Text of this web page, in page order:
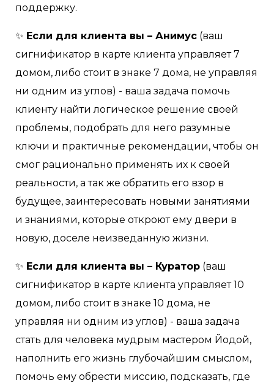
поддержку.
✨ Если для клиента вы – Анимус (ваш
сигнификатор в карте клиента управляет 7
домом, либо стоит в знаке 7 дома, не управляя
ни одним из углов) - ваша задача помочь
клиенту найти логическое решение своей
проблемы, подобрать для него разумные
ключи и практичные рекомендации, чтобы он
смог рационально применять их к своей
реальности, а так же обратить его взор в
будущее, заинтересовать новыми занятиями
и знаниями, которые откроют ему двери в
новую, доселе неизведанную жизни.
✨ Если для клиента вы – Куратор (ваш
сигнификатор в карте клиента управляет 10
домом, либо стоит в знаке 10 дома, не
управляя ни одним из углов) - ваша задача
стать для человека мудрым мастером Йодой,
наполнить его жизнь глубочайшим смыслом,
помочь ему обрести миссию, подсказать, где